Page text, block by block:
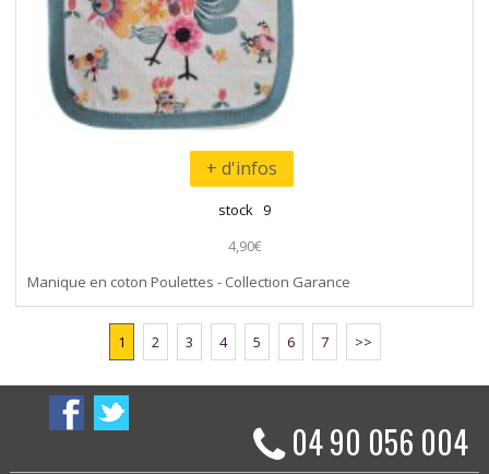
+ d'infos
stock 9
4,90€
Manique en coton Poulettes - Collection Garance
1 2 3 4 5 6 7 >>
04 90 056 004